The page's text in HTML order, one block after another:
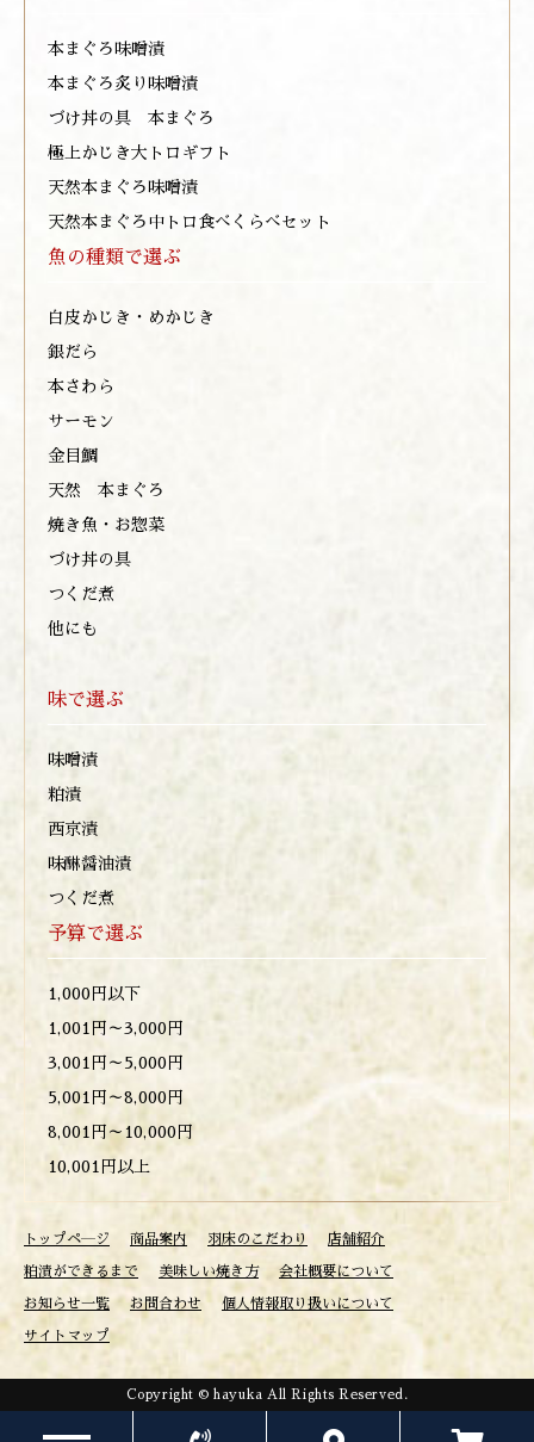
本まぐろ味噌漬
本まぐろ炙り味噌漬
づけ丼の具 本まぐろ
極上かじき大トロギフト
天然本まぐろ味噌漬
天然本まぐろ中トロ食べくらべセット
魚の種類で選ぶ
白皮かじき・めかじき
銀だら
本さわら
サーモン
金目鯛
天然 本まぐろ
焼き魚・お惣菜
づけ丼の具
つくだ煮
他にも
味で選ぶ
味噌漬
粕漬
西京漬
味醂醤油漬
つくだ煮
予算で選ぶ
1,000円以下
1,001円～3,000円
3,001円～5,000円
5,001円～8,000円
8,001円～10,000円
10,001円以上
トップペ―ジ 商品案内 羽床のこだわり 店舗紹介
粕漬ができるまで 美味しい焼き方 会社概要について
お知らせ一覧 お問合わせ 個人情報取り扱いについて
サイトマップ
Copyright © hayuka All Rights Reserved.